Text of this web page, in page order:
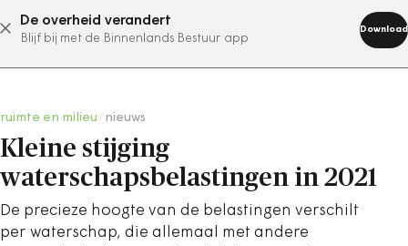
De overheid verandert
Blijf bij met de Binnenlands Bestuur app
Download
abonneer nu
ruimte en milieu nieuws
Kleine stijging
waterschapsbelastingen in 2021
De precieze hoogte van de belastingen verschilt
per waterschap, die allemaal met andere